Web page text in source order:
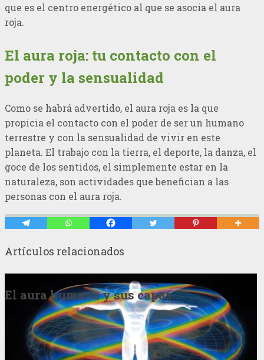
que es el centro energético al que se asocia el aura
roja.
El aura roja: tu contacto con el
poder y la sensualidad
Como se habrá advertido, el aura roja es la que
propicia el contacto con el poder de ser un humano
terrestre y con la sensualidad de vivir en este
planeta. El trabajo con la tierra, el deporte, la danza, el
goce de los sentidos, el simplemente estar en la
naturaleza, son actividades que benefician a las
personas con el aura roja.
Artículos relacionados
El aura humana y sus capas